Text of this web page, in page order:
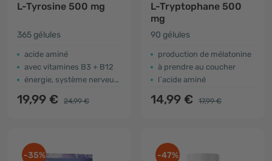
L-Tyrosine 500 mg
365 gélules
acide aminé
avec vitamines B3 + B12
énergie, système nerveux, fonctionnement psychologique
19,99 € 24,99 €
L-Tryptophane 500
mg
90 gélules
production de mélatonine
à prendre au coucher
l´acide aminé
14,99 € 17,99 €
-35% -47%